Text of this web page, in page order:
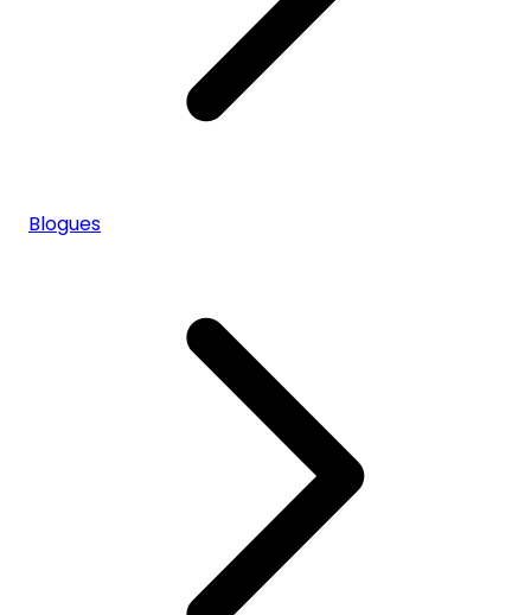
Blogues